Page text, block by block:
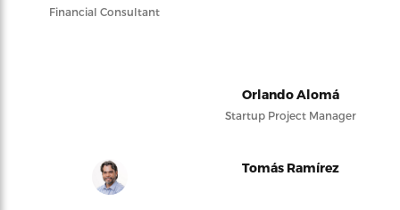
Financial Consultant
Orlando Alomá
Startup Project Manager
Tomás Ramírez